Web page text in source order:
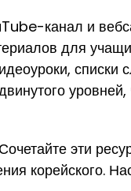
канал и
для
списки
эти
корейского.